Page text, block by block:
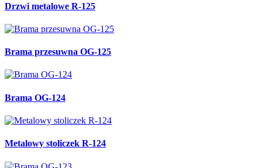
Drzwi metalowe R-125
Brama przesuwna OG-125
Brama OG-124
Metalowy stoliczek R-124